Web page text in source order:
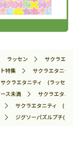
ラッセン
サクラエ
特集
サクラエタニ
サクラエタニティ (ラッセ
ス未満
サクラエタ
サクラエタニティ (ラ
ジグソーパズルプチ(や